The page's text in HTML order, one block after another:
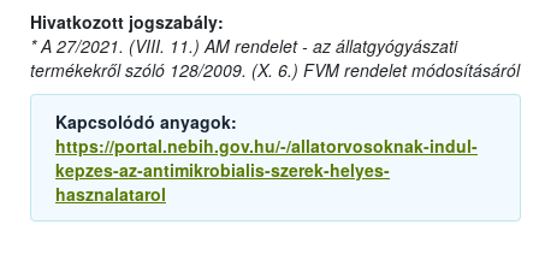
Hivatkozott jogszabály:
* A 27/2021. (VIII. 11.) AM rendelet - az állatgyógyászati
termékekről szóló 128/2009. (X. 6.) FVM rendelet módosításáról
Kapcsolódó anyagok:
https://portal.nebih.gov.hu/-/allatorvosoknak-indul-
kepzes-az-antimikrobialis-szerek-helyes-
hasznalatarol